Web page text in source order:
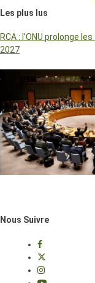
Les plus lus
RCA : l’ONU prolonge
2027
Nous Suivre